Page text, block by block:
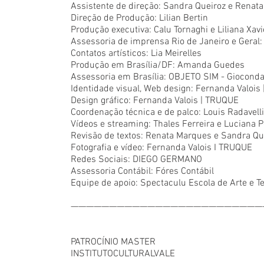
Assistente de direção: Sandra Queiroz e
Direção de Produção: Lilian Bertin
Produção executiva: Calu Tornaghi e Liliana
Assessoria de imprensa Rio de Janeiro e
Contatos artísticos: Lia Meirelles
Produção em Brasília/DF: Amanda Guedes
Assessoria em Brasília: OBJETO SIM -
Identidade visual, Web design: Fernanda Valois
Design gráfico: Fernanda Valois | TRUQUE
Coordenação técnica e de palco: Louis Radavelli
Vídeos e streaming: Thales Ferreira e Luciana
Revisão de textos: Renata Marques e Sandra
Fotografia e vídeo: Fernanda Valois I TRUQUE
Redes Sociais: DIEGO GERMANO
Assessoria Contábil: Fóres Contábil
Equipe de apoio: Spectaculu Escola de Arte e
PATROCÍNIO MASTER
INSTITUTOCULTURALVALE